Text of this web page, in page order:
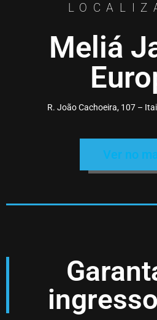
Meliá
R. João Cachoeira, 107 –
Ver no